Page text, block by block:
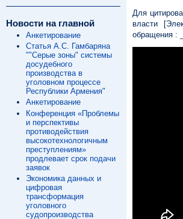
Новости на главной
Анкетирование
Статья А.С. Гамбаряна
""Серые зоны" системы
досудебного
производства в
уголовном процессе
Республики Армения"
Анкетирование
Конференция «Проблемы
и перспективы
противодействия
высокотехнологичным
преступлениям»
продлевает срок подачи
заявок
Экономика данных и
цифровая
трансформация
уголовного
судопроизводства
Для
власти
обращения :